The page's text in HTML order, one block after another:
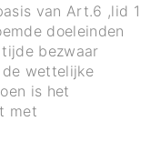
van Art.6 ,lid 1
doeleinden
bezwaar
wettelijke
is het
met